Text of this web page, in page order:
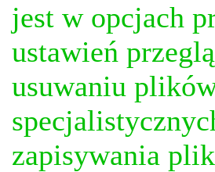
jest w opcjach
ustawień
usuwaniu
zapisywania